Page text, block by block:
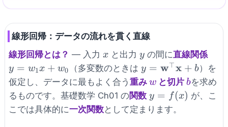
1.1
線形回帰：データの流れを貫く直線
線形回帰とは？ — 入力 x
xと出力 y
y の間に直線関係y =
w_1
x +
w_0
y = w1x + w0 （多変数のときは y =
\mathbf{w}^\top
\mathbf{x} + b
y = w⊤x + b）を
仮定し、データに最もよく合う 重み w
w と切片b
bを求め
るものです。基礎数学 Ch01 の関数 y =
f(x)
y = f (x) が、こ
こでは具体的に一次関数として定まります。